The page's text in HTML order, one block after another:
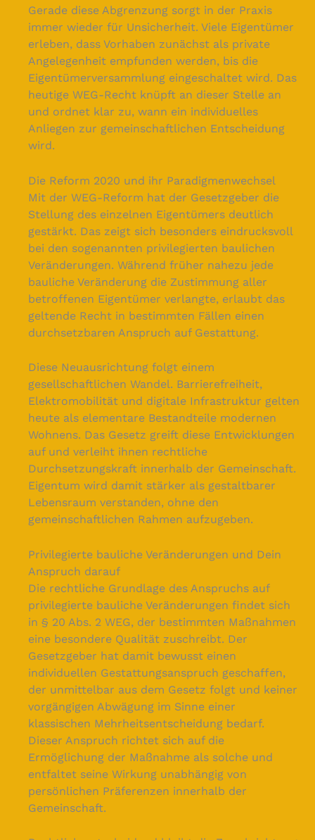
Gerade diese Abgrenzung sorgt in der Praxis
immer wieder für Unsicherheit. Viele Eigentümer
erleben, dass Vorhaben zunächst als private
Angelegenheit empfunden werden, bis die
Eigentümerversammlung eingeschaltet wird. Das
heutige WEG-Recht knüpft an dieser Stelle an
und ordnet klar zu, wann ein individuelles
Anliegen zur gemeinschaftlichen Entscheidung
wird.
Die Reform 2020 und ihr Paradigmenwechsel
Mit der WEG-Reform hat der Gesetzgeber die
Stellung des einzelnen Eigentümers deutlich
gestärkt. Das zeigt sich besonders eindrucksvoll
bei den sogenannten privilegierten baulichen
Veränderungen. Während früher nahezu jede
bauliche Veränderung die Zustimmung aller
betroffenen Eigentümer verlangte, erlaubt das
geltende Recht in bestimmten Fällen einen
durchsetzbaren Anspruch auf Gestattung.
Diese Neuausrichtung folgt einem
gesellschaftlichen Wandel. Barrierefreiheit,
Elektromobilität und digitale Infrastruktur gelten
heute als elementare Bestandteile modernen
Wohnens. Das Gesetz greift diese Entwicklungen
auf und verleiht ihnen rechtliche
Durchsetzungskraft innerhalb der Gemeinschaft.
Eigentum wird damit stärker als gestaltbarer
Lebensraum verstanden, ohne den
gemeinschaftlichen Rahmen aufzugeben.
Privilegierte bauliche Veränderungen und Dein
Anspruch darauf
Die rechtliche Grundlage des Anspruchs auf
privilegierte bauliche Veränderungen findet sich
in § 20 Abs. 2 WEG, der bestimmten Maßnahmen
eine besondere Qualität zuschreibt. Der
Gesetzgeber hat damit bewusst einen
individuellen Gestattungsanspruch geschaffen,
der unmittelbar aus dem Gesetz folgt und keiner
vorgängigen Abwägung im Sinne einer
klassischen Mehrheitsentscheidung bedarf.
Dieser Anspruch richtet sich auf die
Ermöglichung der Maßnahme als solche und
entfaltet seine Wirkung unabhängig von
persönlichen Präferenzen innerhalb der
Gemeinschaft.